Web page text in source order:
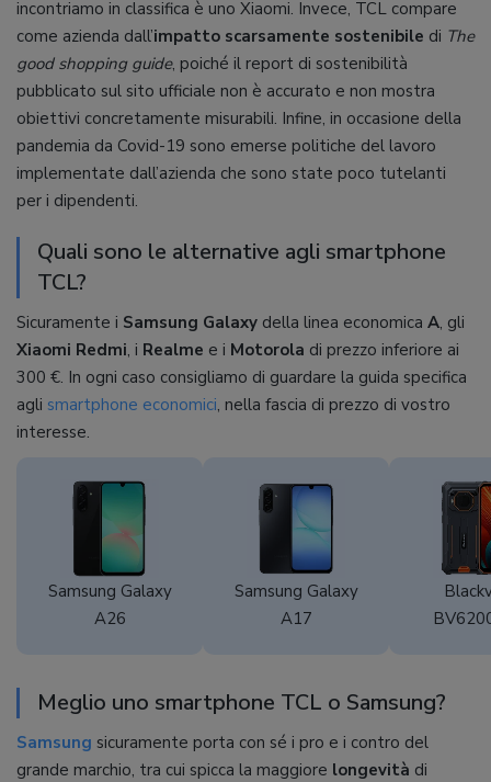
incontriamo in classifica è uno Xiaomi. Invece, TCL compare
come azienda dall’impatto scarsamente sostenibile di The
good shopping guide, poiché il report di sostenibilità
pubblicato sul sito ufficiale non è accurato e non mostra
obiettivi concretamente misurabili. Infine, in occasione della
pandemia da Covid-19 sono emerse politiche del lavoro
implementate dall’azienda che sono state poco tutelanti
per i dipendenti.
Quali sono le alternative agli smartphone
TCL?
Sicuramente i Samsung Galaxy della linea economica A, gli
Xiaomi Redmi, i Realme e i Motorola di prezzo inferiore ai
300 €. In ogni caso consigliamo di guardare la guida specifica
agli smartphone economici, nella fascia di prezzo di vostro
interesse.
Samsung Galaxy
A26
Samsung Galaxy
A17
Meglio uno smartphone TCL o Samsung?
Samsung sicuramente porta con sé i pro e i contro del
grande marchio, tra cui spicca la maggiore longevità di